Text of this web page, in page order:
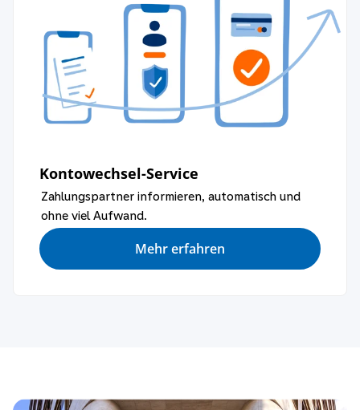
Kontowechsel-Service
Zahlungspartner informieren, automatisch und
ohne viel Aufwand.
Mehr erfahren